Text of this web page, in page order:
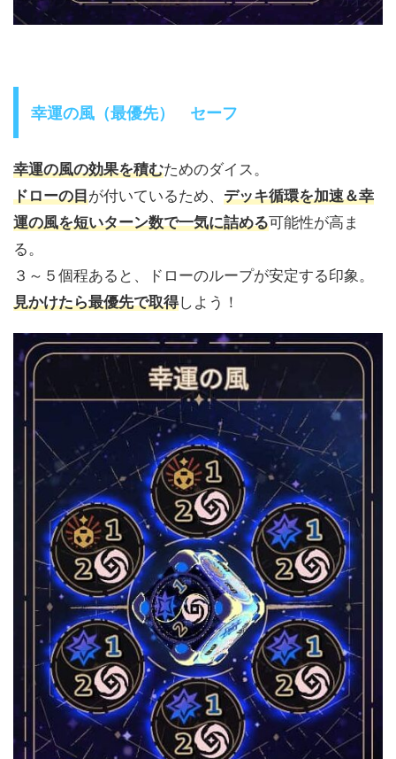
幸運の風（最優先） セーフ
幸運の風の効果を積むためのダイス。
ドローの目が付いているため、 デッキ循環を加速＆幸
運の風を短いターン数で一気に詰める可能性が高ま
る。
３～５個程あると、ドローのループが安定する印象。
見かけたら最優先で取得しよう！